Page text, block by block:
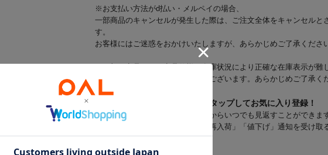
※お支払い方法がd払い・メルペイの場合、
一部商品のキャンセルが発生した際は、ご注文全体をキャンセルと
す。
お客様にはご迷惑をおかけいたしますが、あらかじめご了承くださ
※一部の商品では、商品仕様や在庫状況により正確な在庫表示が難
店舗在庫を表示していない場合がございます。あらかじめご了承く
」をタップしてお気に入り登録！
登録すると「♡（お気に入り）」からいつでも見返すことができま
登録した商品の「残りわずか」「再入荷」「値下げ」通知を受け取